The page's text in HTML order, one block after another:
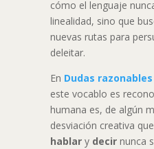
cómo el lenguaje
linealidad, sino que
nuevas rutas para
deleitar.
En Dudas
este vocablo es
humana es, de algún
desviación creativa
hablar ydecirnunca